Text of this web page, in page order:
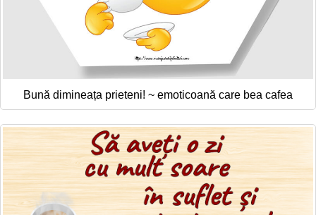
Bună dimineața prieteni! ~ emoticoană care bea cafea